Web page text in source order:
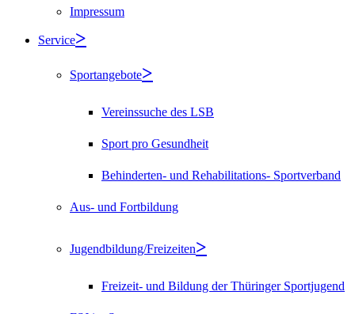
Impressum
Service
Sportangebote
Vereinssuche des LSB
Sport pro Gesundheit
Behinderten- und Rehabilitations- Sportverband
Aus- und Fortbildung
Jugendbildung/Freizeiten
Freizeit- und Bildung der Thüringer Sportjugend